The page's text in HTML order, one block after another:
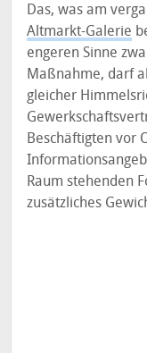
Das, was am
Altmarkt-Galerie
engeren Sinne
Maßnahme, darf
gleicher
Beschäftigten vor
Raum stehenden
zusätzliches